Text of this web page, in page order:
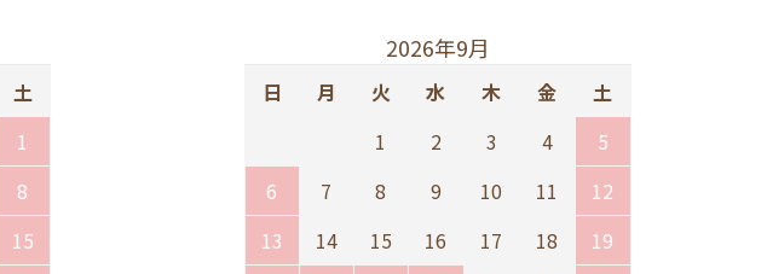
土
1
8
15
2026年9月
日 月 火 水 木 金
土
1
2 3 4
5
6
7 8 9 10 11
12
13
14 15 16 17 18
19